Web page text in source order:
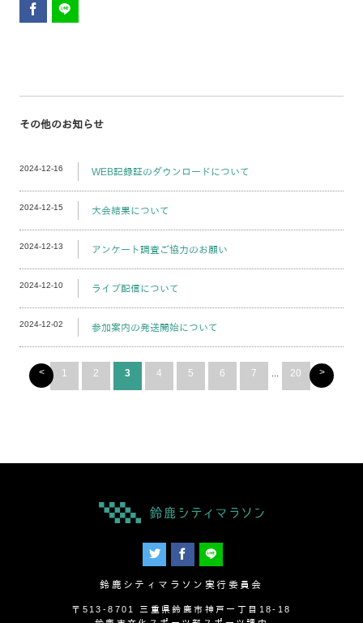
その他のお知らせ
2024-12-16 WEB記録証のダウンロードについて
2024-12-15 大会結果について
2024-12-13 アンケート調査ご協力のお願い
2024-12-10 ライブ配信について
2024-12-02 参加案内の発送開始について
< 1 2 3 4 5 6 7 ... 20 >
鈴鹿シティマラソン実行委員会
〒513-8701 三重県鈴鹿市神戸一丁目18-18